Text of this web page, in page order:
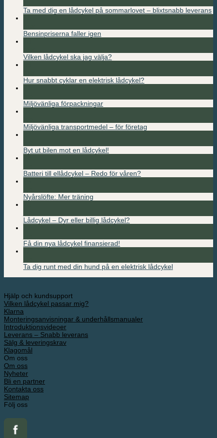
Ta med dig en lådcykel på sommarlovet – blixtsnabb leverans
Bensinpriserna faller igen
Vilken lådcykel ska jag välja?
Hur snabbt cyklar en elektrisk lådcykel?
Miljövänliga förpackningar
Miljövänliga transportmedel – för företag
Byt ut bilen mot en lådcykel!
Batteri till ellådcykel – Redo för våren?
Nyårslöfte: Mer träning
Lådcykel – Dyr eller billig lådcykel?
Få din nya lådcykel finansierad!
Ta dig runt med din hund på en elektrisk lådcykel
Hjälp och kundsupport
Vilken lådcykel passar mig?
Klarna
Monteringsanvisningar & underhållsmanualer
Introduktionsvideoer
Leverans – Snabb leverans
Sälg & leveringskrav
Klagomål
Om oss
Om oss
Nyheter
Bli en partner
Kontakta oss
Sitemap
Följ oss